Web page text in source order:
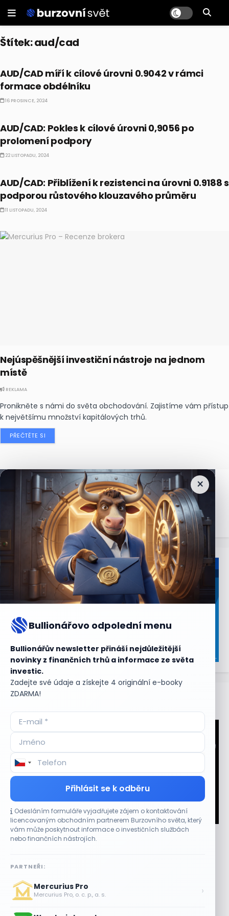
Štítek:aud/cad
AUD/CAD míří k cílové úrovni 0.9042 v rámci
formace obdélníku
16 PROSINCE, 2024
AUD/CAD: Pokles k cílové úrovni 0,9056 po
prolomení podpory
22 LISTOPADU, 2024
AUD/CAD: Přiblížení k rezistenci na úrovni 0.9188 s
podporou růstového klouzavého průměru
11 LISTOPADU, 2024
Nejúspěšnější investiční nástroje na jednom
místě
REKLAMA
Pronikněte s námi do světa obchodování. Zajistíme vám přístup
k největšímu množství kapitálových trhů.
PŘEČTĚTE SI
×
Bullionářovo odpolední menu
Bullionářův newsletter přináší nejdůležitější
novinky z finančních trhů a informace ze světa
investic.
Zadejte své údaje a získejte 4 originální e-booky
ZDARMA!
Přihlásit se k odběru
Odesláním formuláře vyjadřujete zájem o kontaktování
licencovaným obchodním partnerem Burzovního světa, který
vám může poskytnout informace o investičních službách
nebo finančních nástrojích.
PARTNEŘI:
Mercurius Pro
Mercurius Pro, o. c. p., a. s. ›
Nejčtenějšízprávy
Aktuální
CO HÝBE TRHEM
Micron posílil o 7,6 % a zvýšil podíl na trhu DRAM
Akcie se přiblížily červencovému maximu Akcie
7,6 % výše na 892,67 dolaru....